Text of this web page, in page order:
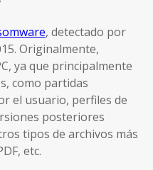
, detectado por
Originalmente,
ya que principalmente
como partidas
el usuario, perfiles de
posteriores
tipos de archivos más
etc.